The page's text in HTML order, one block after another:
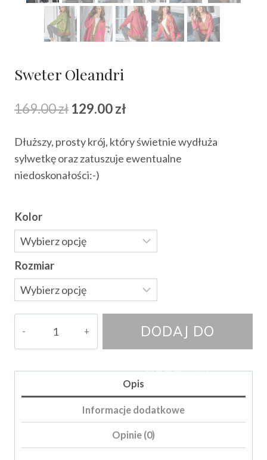
Sweter Oleandri
169.00zł Pierwotna
wynosiła:
169.00 zł.
129.00zł
wynosi:
Dłuższy, prosty krój, który świetnie wydłuża
sylwetkę oraz zatuszuje ewentualne
niedoskonałości:-)
Kolor
Rozmiar
DODAJ DO
KOSZYKA
Opis
Informacje dodatkowe
Opinie (0)